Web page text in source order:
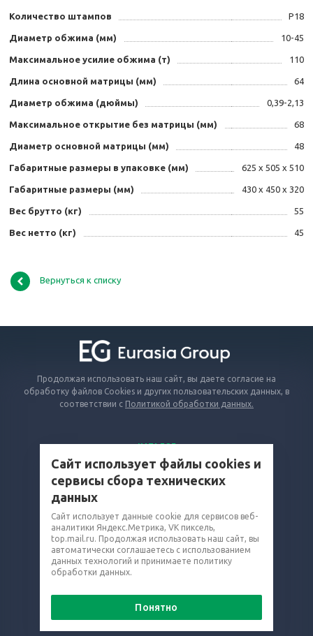
Количество штампов P18
Диаметр обжима (мм) 10-45
Максимальное усилие обжима (т) 110
Длина основной матрицы (мм) 64
Диаметр обжима (дюймы) 0,39-2,13
Максимальное открытие без матрицы (мм) 68
Диаметр основной матрицы (мм) 48
Габаритные размеры в упаковке (мм) 625 х 505 х 510
Габаритные размеры (мм) 430 х 450 х 320
Вес брутто (кг) 55
Вес нетто (кг) 45
Вернуться к списку
Продолжая использовать наш сайт, вы даете согласие на
обработку файлов Cookies и других пользовательских данных, в
соответствии с Политикой обработки данных.
© 2026 Все права защищены.
КАТАЛОГ
ВОПРОСЫ И ОТВЕТЫ
КОМПАНИЯ
8 (800) 302-16-74
rvd@eq-mail.ru
Сайт использует файлы cookies и
сервисы сбора технических
данных
Сайт использует данные cookie для сервисов веб-
аналитики Яндекс.Метрика, VK пиксель,
top.mail.ru. Продолжая использовать наш сайт, вы
автоматически соглашаетесь с использованием
данных технологий и принимаете политику
обработки данных.
Понятно